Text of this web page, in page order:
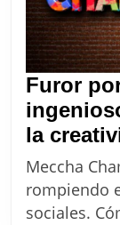
Furor
la
Meccha
rompiendo
sociales.